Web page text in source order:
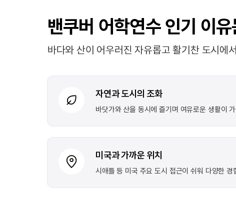
밴쿠버 어학연수 인기 이
바다와 산이 어우러진 자유롭고 활기찬 도시에
자연과 도시의 조화
바닷가와 산을 동시에 즐기며 여유로운 생활이
미국과 가까운 위치
시애틀 등 미국 주요 도시 접근이 쉬워 다양한 경